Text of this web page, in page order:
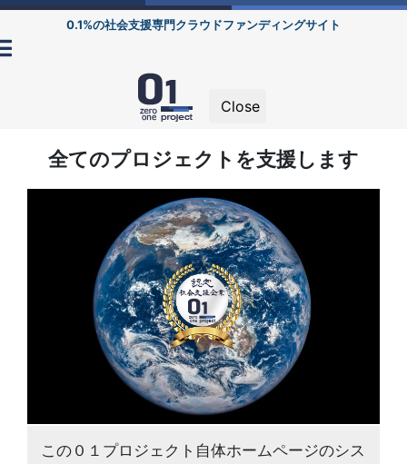
0.1%の社会支援専門クラウドファンディングサイト
Close
全てのプロジェクトを支援します
この０１プロジェクト自体ホームページのシス